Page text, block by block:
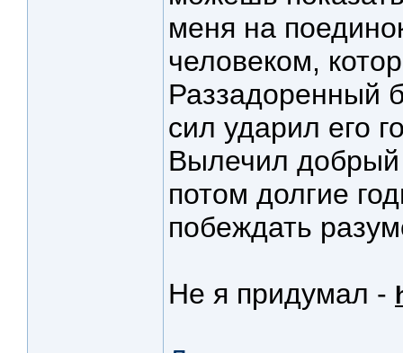
меня на
человеком,
Раззадоренный
сил ударил его
Вылечил добрый
потом долгие
побеждать
Не я придумал -